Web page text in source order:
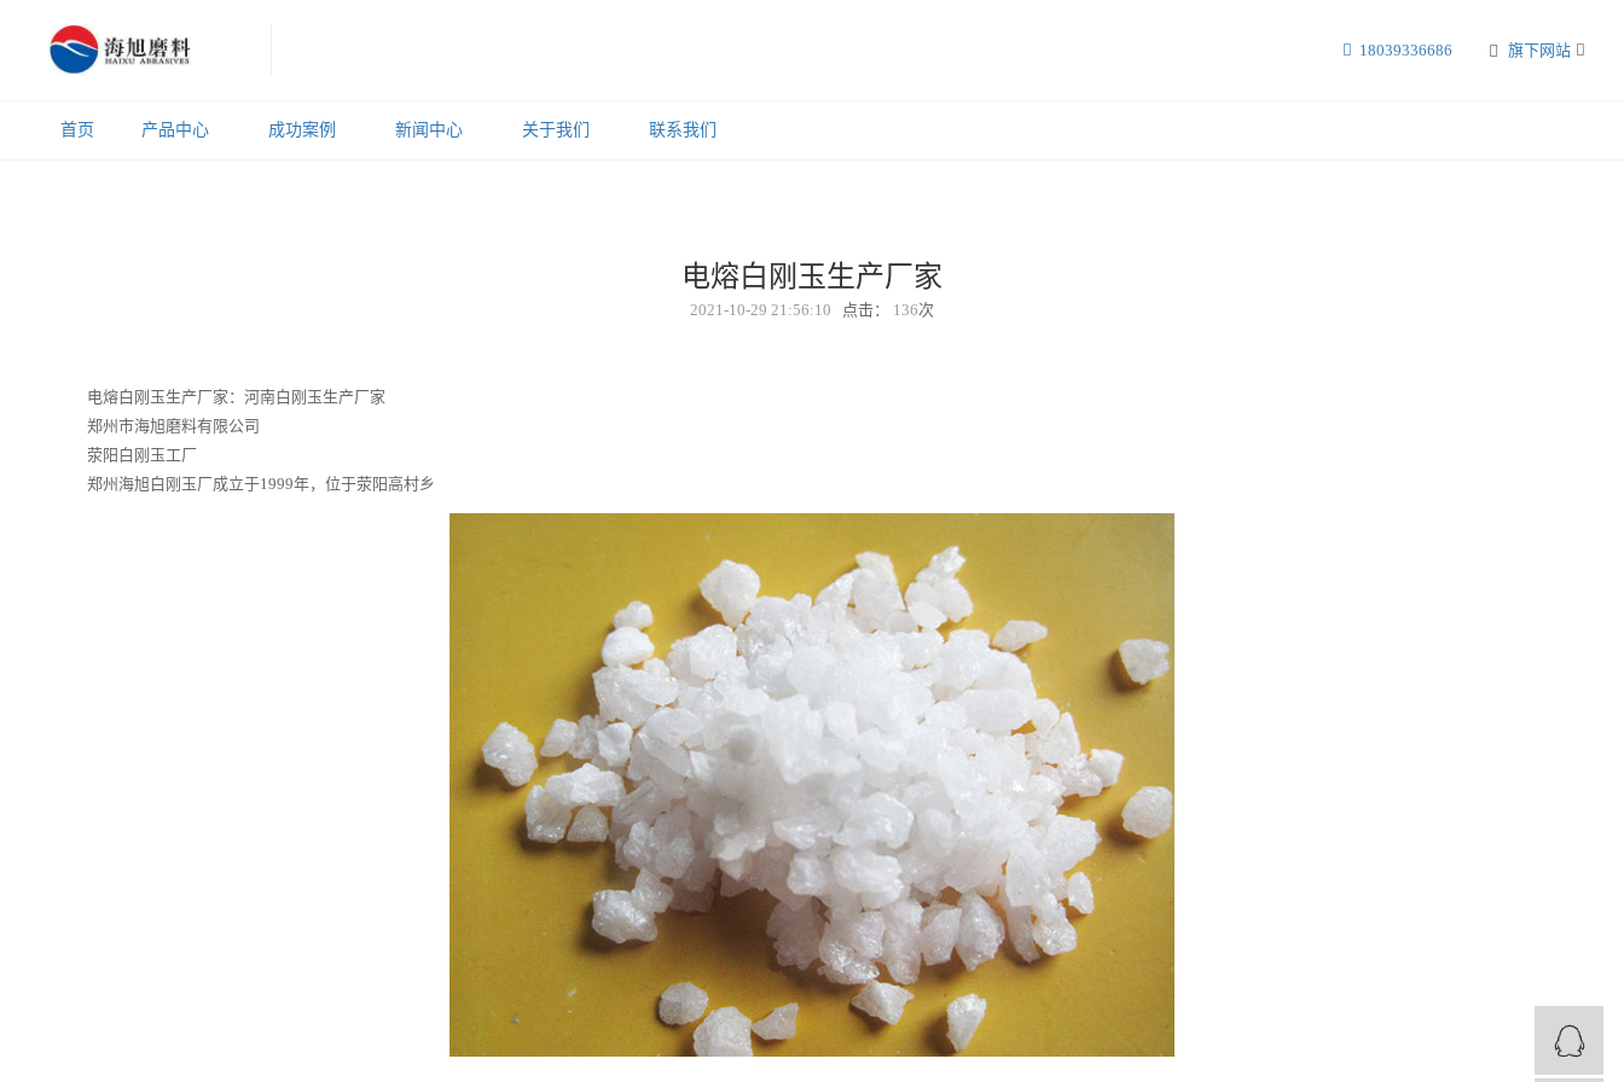
旗下网站
18039336686
首页 产品中心 成功案例 新闻中心 关于我们 联系我们
电熔白刚玉生产厂家
2021-10-29 21:56:10 点击： 136次
电熔白刚玉生产厂家：河南白刚玉生产厂家
郑州市海旭磨料有限公司
荥阳白刚玉工厂
郑州海旭白刚玉厂成立于1999年，位于荥阳高村乡